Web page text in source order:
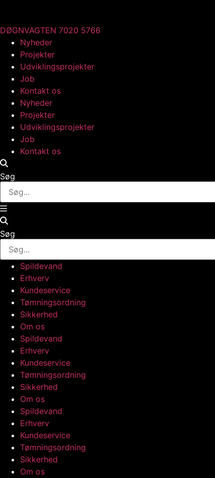
indhold
DØGNVAGTEN 7020 5766
Nyheder
Projekter
Udviklingsprojekter
Job
Kontakt os
Nyheder
Projekter
Udviklingsprojekter
Job
Kontakt os
Søg
Søg
Spildevand
Erhverv
Kundeservice
Tømningsordning
Sikkerhed
Om os
Spildevand
Erhverv
Kundeservice
Tømningsordning
Sikkerhed
Om os
Spildevand
Erhverv
Kundeservice
Tømningsordning
Sikkerhed
Om os